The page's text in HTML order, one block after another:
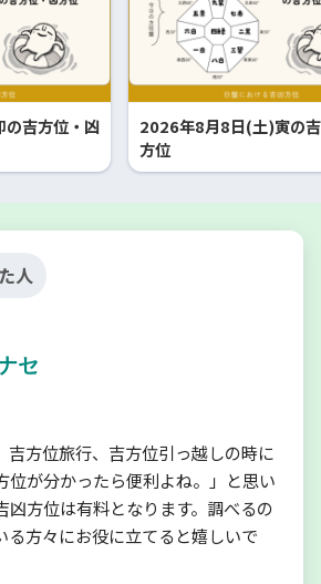
吉方位・凶
2026年8月8日(土)寅の
方位
人
セ
吉方位旅行、吉方位引っ越しの時に
位が分かったら便利よね。」と思い
凶方位は有料となります。調べるの
る方々にお役に立てると嬉しいで